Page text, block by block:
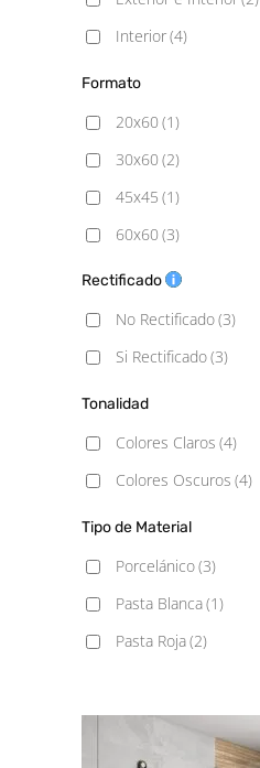
Interior(4)
Formato
20x60 (1)
30x60 (2)
45x45 (1)
60x60 (3)
60x60 - 20mm
60x90 - 20mm
(2)
60x120 (3)
Rectificado
No Rectificado(3)
Si Rectificado(3)
Tonalidad
Colores Claros (4)
Colores Oscuros (4)
Tipo de Material
Porcelánico(3)
Pasta Blanca(1)
Pasta Roja(2)